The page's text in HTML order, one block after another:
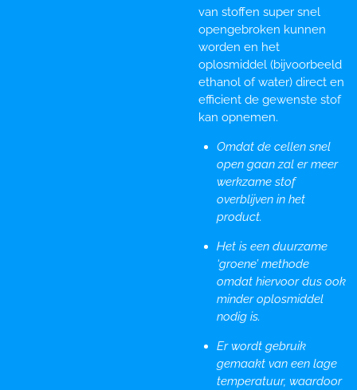
van stoffen super snel
opengebroken kunnen
worden en het
oplosmiddel (bijvoorbeeld
ethanol of water) direct en
efficient de gewenste stof
kan opnemen.
Omdat de cellen snel
open gaan zal er meer
werkzame stof
overblijven in het
product.
Het is een duurzame
‘groene’ methode
omdat hiervoor dus ook
minder oplosmiddel
nodig is.
Er wordt gebruik
gemaakt van een lage
temperatuur, waardoor